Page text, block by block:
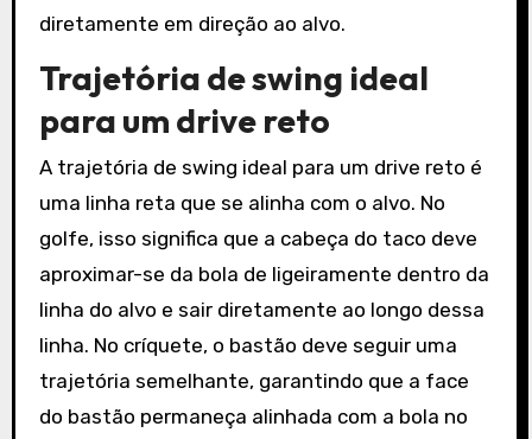
diretamente em direção ao alvo.
Trajetória de swing ideal
para um drive reto
A trajetória de swing ideal para um drive reto é
uma linha reta que se alinha com o alvo. No
golfe, isso significa que a cabeça do taco deve
aproximar-se da bola de ligeiramente dentro da
linha do alvo e sair diretamente ao longo dessa
linha. No críquete, o bastão deve seguir uma
trajetória semelhante, garantindo que a face
do bastão permaneça alinhada com a bola no